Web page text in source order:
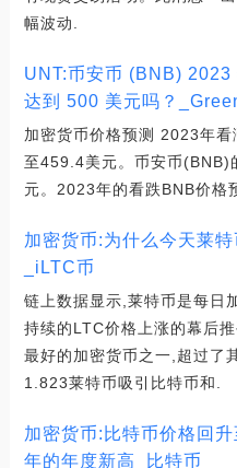
幅波动.
UNT:币安币 (BNB)
达到 500 美元吗？
加密货币价格预测 2023年
至459.4美元。币安币(BNB)
元。2023年的看跌BNB价格
加密货币:为什么今天莱
_iLTC币
链上数据显示,莱特币是每日
持续的LTC价格上涨的幕后
最好的加密货币之一,超过了
1.823莱特币吸引比特币和.
加密货币:比特币价格回
年的年度新高_比特币